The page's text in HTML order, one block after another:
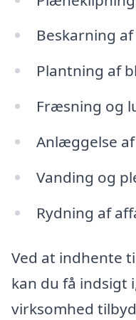
Beskarning
Plantning af
Fræsning og
Anlæggelse
Vanding og
Rydning af
Ved at indhente
kan du få indsigt
virksomhed